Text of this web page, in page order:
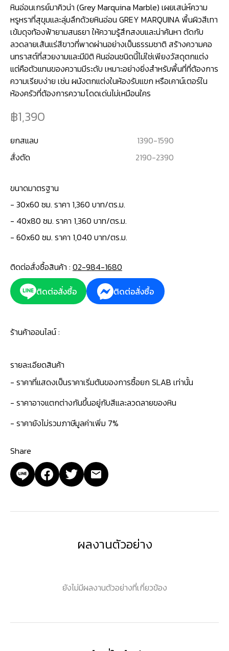
หินอ่อนเกรย์มาคิวน่า (Grey Marquina Marble) เผยเสน่ห์ความ
หรูหราที่สุขุมและลุ่มลึกด้วยหินอ่อน GREY MARQUINA พื้นผิวสีเทา
เข้มดุจท้องฟ้ายามสนธยา ให้ความรู้สึกสงบและน่าค้นหา ตัดกับ
ลวดลายเส้นแร่สีขาวที่พาดผ่านอย่างเป็นธรรมชาติ สร้างความคอ
นทราสต์ที่สวยงามและมีมิติ หินอ่อนชนิดนี้ไม่ใช่เพียงวัสดุตกแต่ง
แต่คือตัวแทนของความมีระดับ เหมาะอย่างยิ่งสำหรับพื้นที่ที่ต้องการ
ความเรียบง่าย เช่น ผนังตกแต่งในห้องรับแขก หรือเคาน์เตอร์ใน
ห้องครัวที่ต้องการความโดดเด่นไม่เหมือนใคร
1,390
ยกสแลบ 1390-1590
สั่งตัด
2190-2390
ขนาดมาตรฐาน
- 30x60 ซม. ราคา 1,360 บาท/ตร.ม.
- 40x80 ซม. ราคา 1,360 บาท/ตร.ม.
- 60x60 ซม. ราคา 1,040 บาท/ตร.ม.
ติดต่อสั่งซื้อสินค้า : 02-984-1680
ติดต่อสั่งซื้อ
ติดต่อสั่งซื้อ
ร้านค้าออนไลน์ :
รายละเอียดสินค้า
- ราคาที่แสดงเป็นราคาเริ่มต้นของการซื้อยก SLAB เท่านั้น
- ราคาอาจแตกต่างกันขึ้นอยู่กับสีและลวดลายของหิน
- ราคายังไม่รวมภาษีมูลค่าเพิ่ม 7%
Share
ผลงานตัวอย่าง
ยังไม่มีผลงานตัวอย่างที่เกี่ยวข้อง